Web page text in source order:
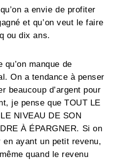
a envie de profiter
et qu’on veut le faire
ou dix ans.
qu’on manque de
On a tendance à penser
beaucoup d’argent pour
je pense que TOUT LE
NIVEAU DE SON
À ÉPARGNER. Si on
en ayant un petit revenu,
quand le revenu